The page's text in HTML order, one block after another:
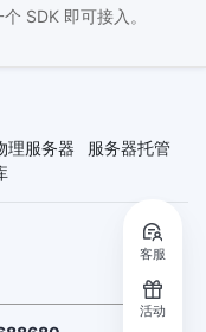
SDK 即可接入。
理服务器
服务器托管
客服
活动